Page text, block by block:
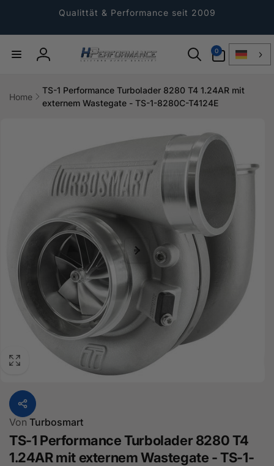
Qualittät & Performance seit 2009
Einloggen
0
Artikel
Home
TS-1 Performance Turbolader 8280 T4 1.24AR mit
externem Wastegate - TS-1-8280C-T4124E
Von Turbosmart
TS-1 Performance Turbolader 8280 T4
1.24AR mit externem Wastegate - TS-1-